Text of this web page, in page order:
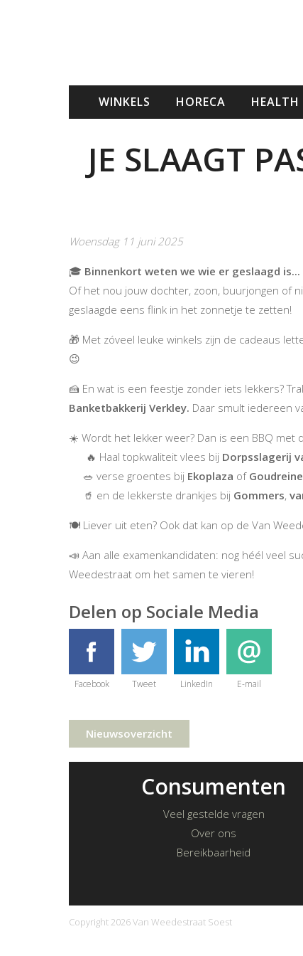
WINKELS HORECA
JE SLAAGT
Woensdag 11 juni 2025
🎓 Binnenkort weten we wie er geslaagd
Of het nou jouw dochter, zoon, buurjongen of
geslaagde eens flink in het zonnetje te zetten!
🎁 Met zóveel leuke winkels zijn de cadeaus
😉
🍰 En wat is een feestje zonder iets lekkers?
Banketbakkerij Verkley. Daar smult iedereen
☀️ Wordt het lekker weer? Dan is een BBQ met
🔥 Haal topkwaliteit vlees bij Dorpsslagerij
🥗 verse groentes bij Ekoplaza of
🥤 en de lekkerste drankjes bij Gommers,
🍽️ Liever uit eten? Ook dat kan op de Van
📣 Aan alle examenkandidaten: nog héél veel
Weedestraat om het samen te vieren!
Delen op Sociale Media
Facebook Tweet LinkedIn E-mail
Nieuwsoverzicht
Consumenten
Veel gestelde vragen
Over ons
Bereikbaarheid
Copyright 2026 Van Weedestraat Soest